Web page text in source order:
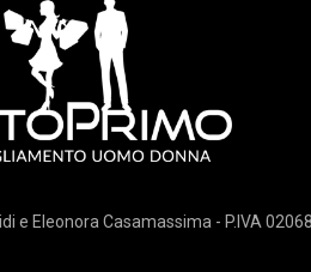
e Eleonora Casamassima - P.IVA